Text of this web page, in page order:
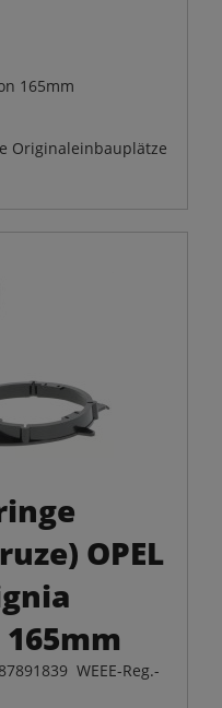
165mm
Originaleinbauplätze
OPEL
WEEE-Reg.-